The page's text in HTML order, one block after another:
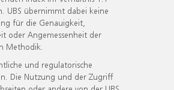
UBS übernimmt dabei keine
für die Genauigkeit,
oder Angemessenheit der
Methodik.
und regulatorische
Die Nutzung und der Zugriff